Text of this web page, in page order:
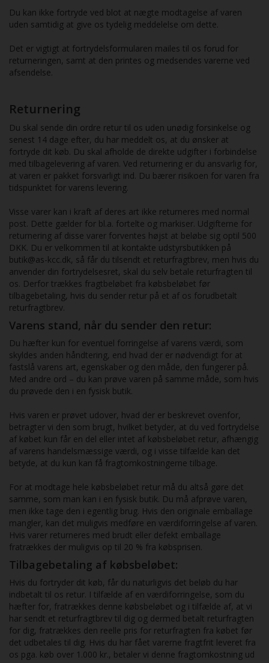
Du kan ikke fortryde ved blot at nægte modtagelse af varen
uden samtidig at give os tydelig meddelelse om dette.
Det er vigtigt at fortrydelsformularen mailes til os forud for
returneringen, samt at den printes og medsendes varerne ved
afsendelse.
Returnering
Du skal sende din ordre retur til os uden unødig forsinkelse og
senest 14 dage efter, du har meddelt os, at du ønsker at
fortryde dit køb. Du skal afholde de direkte udgifter i forbindelse
med tilbagelevering af varen. Ved returnering er du ansvarlig for,
at varen er pakket forsvarligt ind. Du bærer risikoen for varen fra
tidspunktet for varens levering.
Visse varer kan i kraft af deres art ikke returneres med normal
post. Dette gælder for bl.a. fortelte og markiser. Udgifterne for
returnering af disse varer forventes højst at beløbe sig optil 500
DKK. Du er velkommen til at kontakte udstyrsbutikken på
butik@as-kcc.dk, så får du tilsendt et returfragtbrev, men hvis du
anvender din fortrydelsesret, skal du selv betale returfragten til
os. Derfor trækkes fragtbeløbet fra købsbeløbet før
tilbagebetaling, hvis du sender retur på et af os forudbetalt
returfragtbrev.
Varens stand, når du sender den retur:
Du hæfter kun for eventuel forringelse af varens værdi, som
skyldes anden håndtering, end hvad der er nødvendigt for at
fastslå varens art, egenskaber og den måde, den fungerer på.
Med andre ord – du kan prøve varen på samme måde, som hvis
du prøvede den i en fysisk butik.
Hvis varen er prøvet udover, hvad der er beskrevet ovenfor,
betragter vi den som brugt, hvilket betyder, at du ved fortrydelse
af købet kun får en del eller intet af købsbeløbet retur, afhængig
af varens handelsmæssige værdi, og i visse tilfælde kan det
betyde, at du kun kan få fragtomkostningerne tilbage.
For at modtage hele købsbeløbet retur må du altså gøre det
samme, som man kan i en fysisk butik. Du må afprøve varen,
men ikke tage den i egentlig brug. Hvis den originale emballage
mangler, kan det muligvis medføre en værdiforringelse af varen.
Hvis varer returneres med brudt eller defekt emballage
fratrækkes der muligvis op til 20 % fra købsprisen.
Tilbagebetaling af købsbeløbet:
Hvis du fortryder dit køb, får du naturligvis det beløb du har
indbetalt til os retur. I tilfælde af en værdiforringelse, som du
hæfter for, fratrækkes denne købsbeløbet og i tilfælde af, at vi
har sendt et returfragtbrev til dig og dermed betalt returfragten
for dig, fratrækkes den reelle pris for returfragten fra købet før
det udbetales til dig. Hvis du har fået varerne fragtfrit leveret fra
os pga. køb over 1.000 kr., betaler vi denne fragtomkostning ud